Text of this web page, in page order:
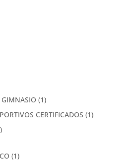
(1)
CERTIFICADOS (1)
(1)